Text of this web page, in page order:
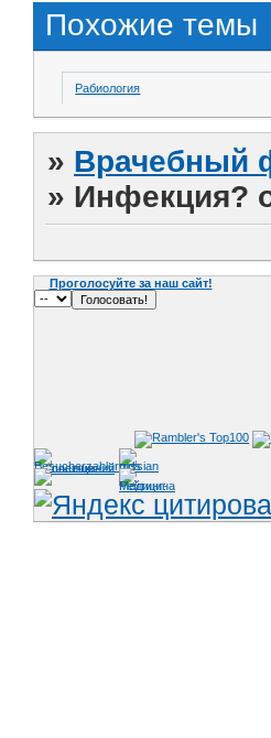
Похожие темы
Рабиология
» Врачебный
» Инфекция?
Проголосуйте за наш сайт!